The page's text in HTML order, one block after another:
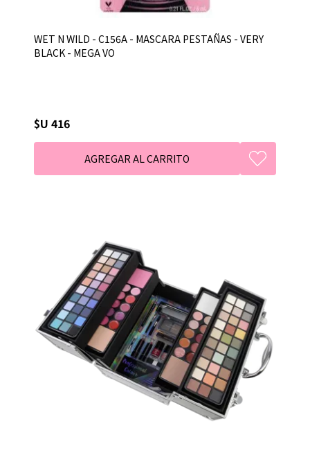
WET N WILD - C156A - MASCARA PESTAÑAS - VERY
BLACK - MEGA VO
$U 416